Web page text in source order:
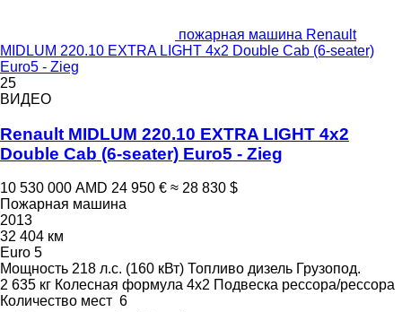
пожарная машина Renault
MIDLUM 220.10 EXTRA LIGHT 4x2 Double Cab (6-seater)
Euro5 - Zieg
25
ВИДЕО
Renault MIDLUM 220.10 EXTRA LIGHT 4x2
Double Cab (6-seater) Euro5 - Zieg
10 530 000 AMD 24 950 € ≈ 28 830 $
Пожарная машина
2013
32 404 км
Euro 5
Мощность 218 л.с. (160 кВт) Топливо дизель Грузопод.
2 635 кг Колесная формула 4x2 Подвеска рессора/рессора
Количество мест 6